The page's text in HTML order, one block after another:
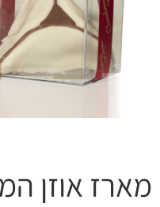
אוזן המן